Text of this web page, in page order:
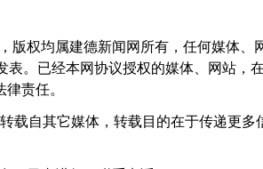
权均属建德新闻网所有，任何媒体、
。已经本网协议授权的媒体、网站，
责任。
载自其它媒体，转载目的在于传递更多